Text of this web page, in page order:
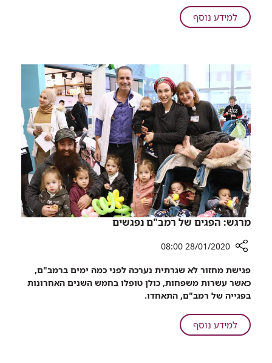
של
מגדל
תגליות
הלמסלי
ברמב"ם
הוארו
בסגול
למידע נוסףעל
משנים
בחיפה:
20
קומות
של
מגדל
תגליות
הבריאות
הלמסלי
ברמב"ם
הוארו
בסגול
מרגש: הפגים של רמב"ם נפגשים
שיתוף
מרגש:
הפגים
של
רמב"ם
28/01/2020 08:00
פגישת מחזור לא שגרתית נערכה לפני כמה ימים ברמב"ם,
כאשר עשרות משפחות, כולן טופלו בחמש השנים האחרונות
בפגייה של רמב"ם, התאחדו.
למידע נוסףעל
מרגש: